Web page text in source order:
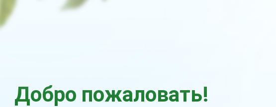
Добро пожаловать!